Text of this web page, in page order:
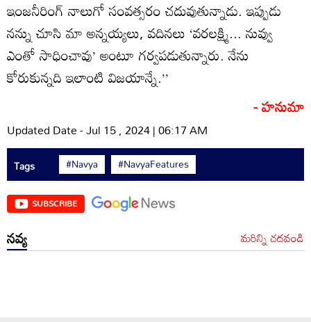
ఇంజనీరింగ్‌ నాలుగో సంవత్సరం చదువుతున్నాడు. ఇప్పుడు
నన్ను చూసి మా అన్నయ్యలు, వదినలు ‘వరలక్ష్మి... నువ్వు
ఎంతో సాధించావు’ అంటూ గర్వపడుతున్నారు. నేను
కోరుకున్నది ఇలాంటి విజయాన్నే.’’
- హనుమా
Updated Date - Jul 15 , 2024 | 06:17 AM
Tags #Navya #NavyaFeatures
SUBSCRIBE
నవ్య మరిన్ని చదవండి